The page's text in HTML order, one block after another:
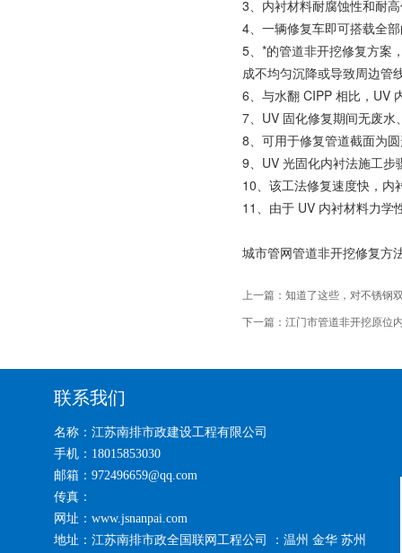
3、内衬材料耐腐蚀性和耐
4、一辆修复车即可搭载全
5、*的管道非开挖修复方案
成不均匀沉降或导致周边管
6、与水翻 CIPP 相比，UV
7、UV 固化修复期间无废
8、可用于修复管道截面为
9、UV 光固化内衬法施工
10、该工法修复速度快，
11、由于 UV 内衬材料力学
城市管网管道非开挖修复方
上一篇： 知道了这些，对不锈钢
下一篇： 江门市管道非开挖原位
联系我们
名称：江苏南排市政建设工程有限公司
手机：18015853030
邮箱：972496659@qq.com
传真：
网址：www.jsnanpai.com
地址：江苏南排市政全国联网工程公司 ：温州 金华 苏州